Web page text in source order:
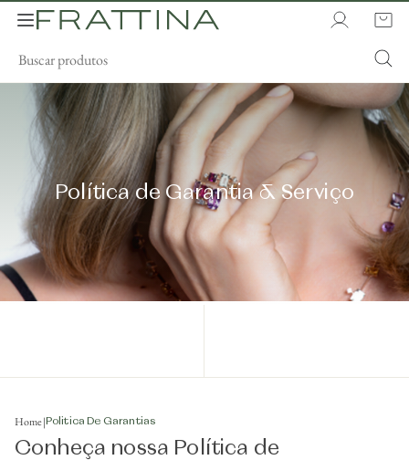
Política de Garantia & Serviço
Home| Politica De Garantias
Conheça nossa Política de